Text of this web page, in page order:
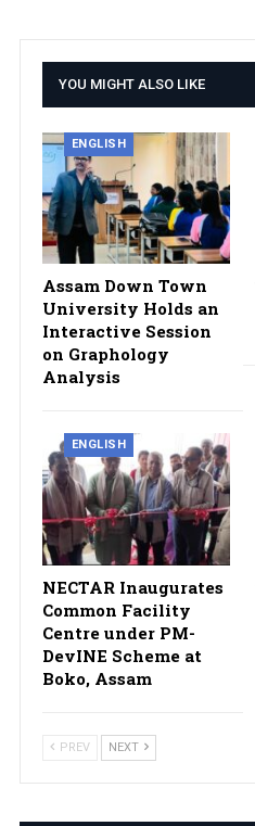
YOU MIGHT ALSO LIKE
ENGLISH
Assam Down Town
University Holds an
Interactive Session
on Graphology
Analysis
ENGLISH
NECTAR Inaugurates
Common Facility
Centre under PM-
DevINE Scheme at
Boko, Assam
PREV NEXT